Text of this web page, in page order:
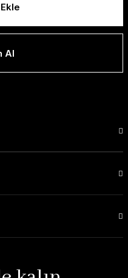
Al